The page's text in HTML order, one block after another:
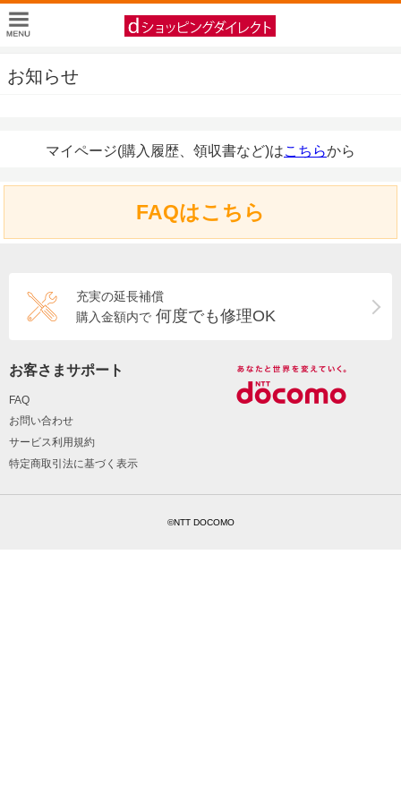
お知らせ
マイページ(購入履歴、領収書など)はこちらから
FAQはこちら
充実の延長補償
購入金額内で 何度でも修理OK
お客さまサポート
FAQ
お問い合わせ
サービス利用規約
特定商取引法に基づく表示
©NTT DOCOMO